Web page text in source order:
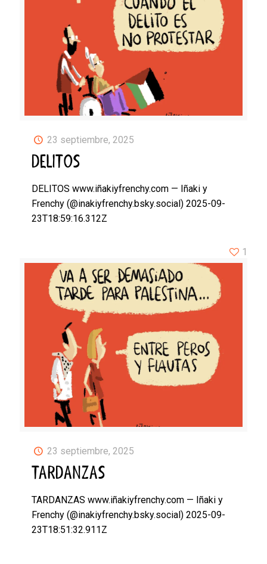
23 septiembre, 2025
DELITOS
DELITOS www.iñakiyfrenchy.com — Iñaki y
Frenchy (@inakiyfrenchy.bsky.social) 2025-09-
23T18:59:16.312Z
23 septiembre, 2025
TARDANZAS
TARDANZAS www.iñakiyfrenchy.com — Iñaki y
Frenchy (@inakiyfrenchy.bsky.social) 2025-09-
23T18:51:32.911Z
1